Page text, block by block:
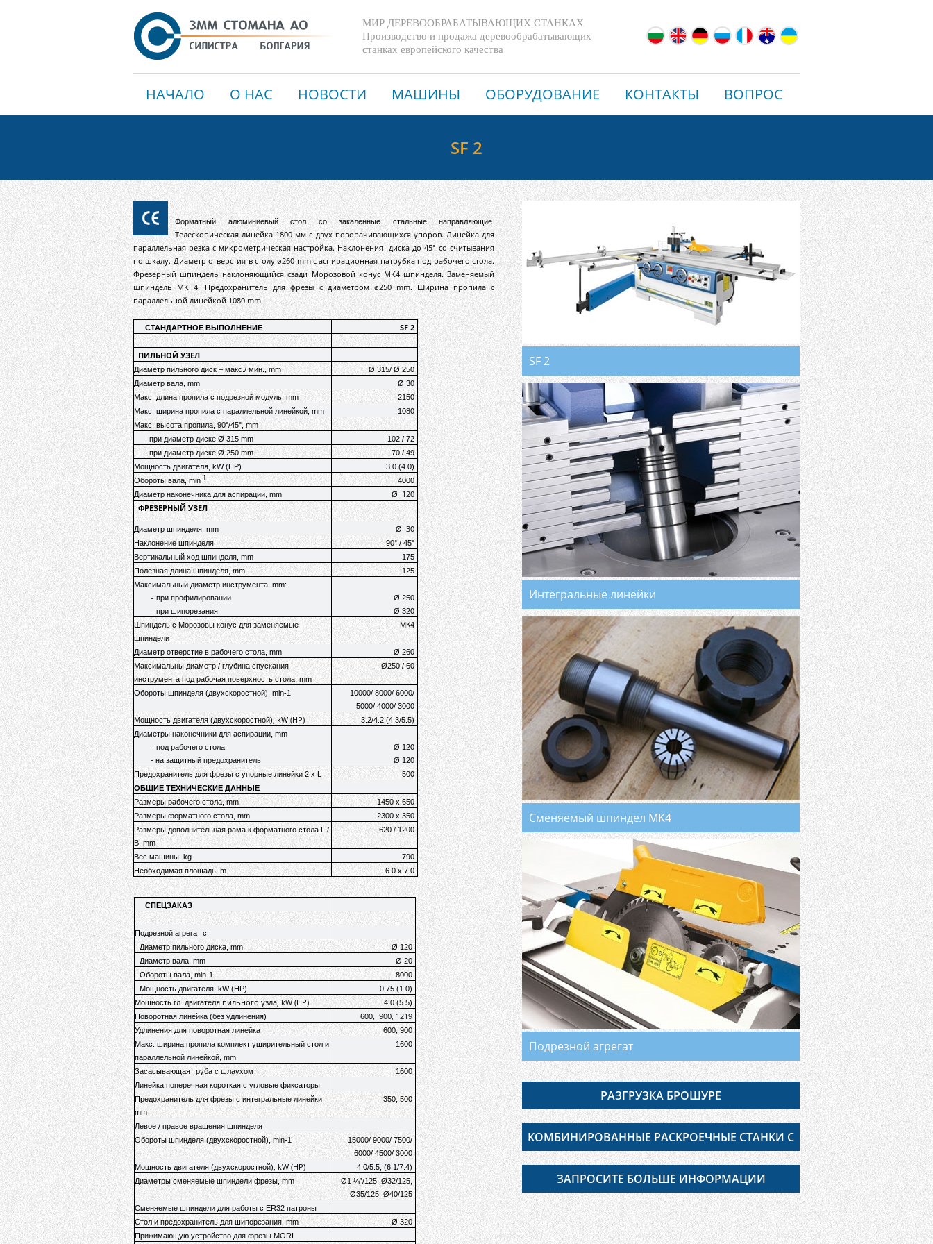
МИР ДЕРЕВООБРАБАТЫВАЮЩИХ СТАНКАХ
Производство и продажа деревообрабатывающих
станках европейского качества
НАЧАЛО О НАС НОВОСТИ МАШИНЫ ОБОРУДОВАНИЕ КОНТАКТЫ ВОПРОС
SF 2
Форматный алюминиевый стол со закаленные стальные направляющие.
Телескопическая линейка 1800 мм с двух поворачивающихся упоров.Линейка для
параллельная резка с микрометрическая настройка. Наклонения диска до 45° со считывания
по шкалу. Диаметр отверстия в столу ø260 mm с аспирационная патрубка под рабочего стола.
Фрезерный шпиндель наклоняющийся сзади Морозовой конус МК4 шпинделя. Заменяемый
шпиндель МК 4. Предохранитель для фрезы с диаметром ø250 mm. Ширинапропила с
параллельной линейкой1080 mm.
СТАНДАРТНОЕ ВЫПОЛНЕНИЕ SF 2
ПИЛЬНОЙ УЗЕЛ
Диаметр пильного диск – макс./ мин., mm
Ø 315/ Ø 250
Диаметр вала, mm
Ø 30
Макс. длина пропила с подрезной модуль, mm
2150
Макс. ширина пропила с параллельной линейкой, mm
1080
Макс. высота пропила, 90°/45°, mm
- при диаметр диске Ø 315 mm
102 / 72
- при диаметр диске Ø 250 mm
70 / 49
Мощность двигателя, kW (HP)
3.0 (4.0)
Обороты вала, min-1
4000
Диаметр наконечника для аспирации, mm
Ø
120
ФРЕЗЕРНЫЙ УЗЕЛ
Диаметр шпинделя, mm Ø 30
Наклонение шпинделя
90° / 45°
Вертикальный ход шпинделя, mm
175
Полезная длина шпинделя, mm
125
Максимальный диаметр инструмента, mm:
- при профилировании
- при шипорезания
Ø 250
Ø 320
Шпиндель с Морозовы конус для заменяемые
шпиндели
МК4
Диаметр отверстие в рабочего стола, mm
Ø 260
Максимальны диаметр / глубина спускания
инструмента под рабочая поверхность стола, mm
Ø250 / 60
Обороты шпинделя (двухскоростной), min-1
10000/ 8000/ 6000/
5000/ 4000/ 3000
Мощность двигателя (двухскоростной), kW (HP)
3.2/4.2 (4.3/5.5)
Диаметры наконечники для аспирации, mm
- под рабочего стола
- на защитный предохранитель
Ø 120
Ø 120
Предохранитель для фрезы с упорные линейки 2 х L
500
ОБЩИЕ ТЕХНИЧЕСКИЕ ДАННЫЕ
Размеры рабочего стола, mm
1450 x 650
Размеры форматного стола, mm
2300 х 350
Размеры дополнительная рама к форматного стола L /
B, mm
620 / 1200
Вес машины, kg
790
Необходимая площадь, m
6.0 x 7.0
СПЕЦЗАКАЗ
Подрезной агрегат с:
Диаметр пильного диска, mm
Ø 120
Диаметр вала, mm
Ø 20
Обороты вала, min-1
8000
Мощность двигателя, kW (HP)
0.75 (1.0)
Мощность гл. двигателя пильного узла, kW (HP)
4.0 (5.5)
Поворотная линейка (без удлинения)
600, 900, 1219
Удлинения для поворотная линейка
600, 900
Макс. ширина пропила комплект уширительный стол и
параллельной линейкой, mm
1600
Засасывающая труба с шлаухом
1600
Линейка поперечная короткая с угловые фиксаторы
Предохранитель для фрезы с интегральные линейки,
mm
350, 500
Левое / правое вращения шпинделя
Обороты шпинделя (двухскоростной), min-1
15000/ 9000/ 7500/
6000/ 4500/ 3000
Мощность двигателя (двухскоростной), kW (HP)
4.0/5.5, (6.1/7.4)
Диаметры сменяемые шпиндели фрезы, mm
Ø1 ¼”/125, Ø32/125,
Ø35/125, Ø40/125
Сменяемые шпиндели для работы с ER32 патроны
Стол и предохранитель для шипорезания, mm
Ø 320
Прижимающую устройство для фрезы MORI
SF 2
Интегральные линейки
Сменяемый шпиндел MK4
Подрезной агрегат
РАЗГРУЗКА БРОШУРЕ
КОМБИНИРОВАННЫЕ РАСКРОЕЧНЫЕ СТАНКИ С
ФРЕЗЕРНЫМ УЗЛОМ
ЗАПРОСИТЕ БОЛЬШЕ ИНФОРМАЦИИ